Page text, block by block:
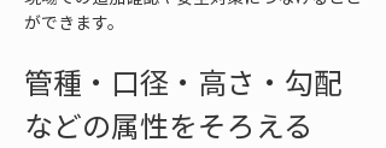
ができます。
管種・口径・高さ・勾配
などの属性をそろえる